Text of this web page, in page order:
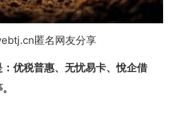
匿名网友分享
优税普惠、无忧易卡、悅企借